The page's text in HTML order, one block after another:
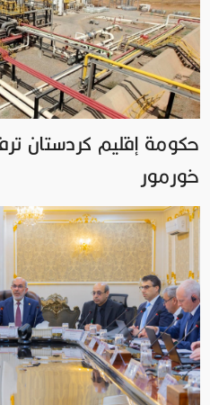
حكومة إقليم كردستان
خورمور